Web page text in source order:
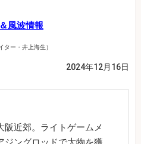
風波情報
ター・井上海生）
2024年12月16日
阪近郊。ライトゲームメ